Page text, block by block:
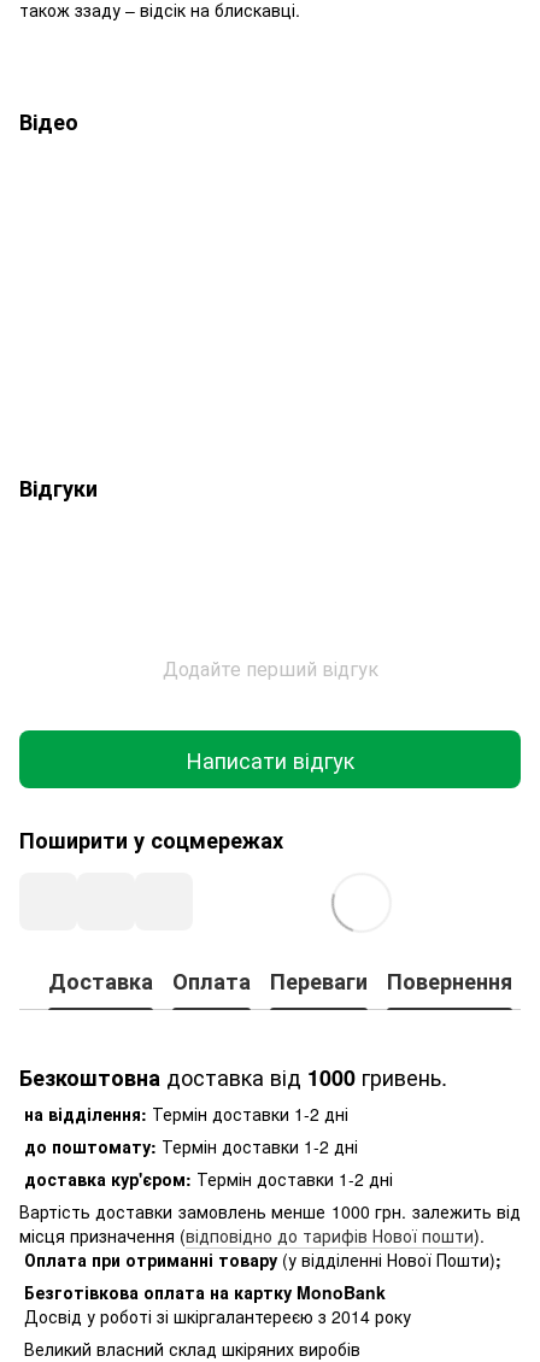
також ззаду – відсік на блискавці.
Відео
Відгуки
Додайте перший відгук
Написати відгук
Поширити у соцмережах
Доставка Оплата Переваги Повернення
Безкоштовна доставка від 1000 гривень.
на відділення: Термін доставки 1-2 дні
до поштомату: Термін доставки 1-2 дні
доставка кур'єром: Термін доставки 1-2 дні
Вартість доставки замовлень менше 1000 грн. залежить від
місця призначення (відповідно до тарифів Нової пошти).
Оплата при отриманні товару (у відділенні Нової Пошти);
Безготівкова оплата на картку MonoBank
Досвід у роботі зі шкіргалантереєю з 2014 року
Великий власний склад шкіряних виробів